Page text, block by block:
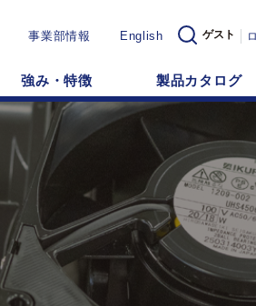
事業部情報 English ゲスト
強み・特徴 製品カタログ